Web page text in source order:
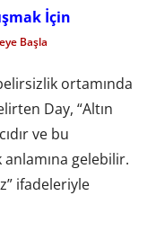
İçin
Başla
ortamında
Day, “Altın
ve bu
gelebilir.
ifadeleriyle